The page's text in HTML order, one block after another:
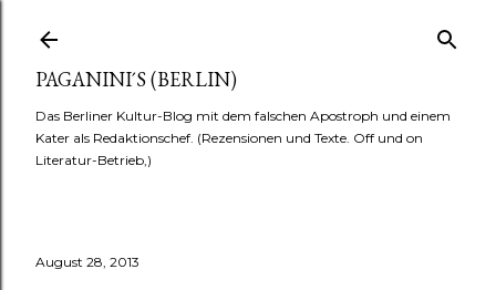
PAGANINI´S (BERLIN)
Das Berliner Kultur-Blog mit dem falschen Apostroph und einem
Kater als Redaktionschef. (Rezensionen und Texte. Off und on
Literatur-Betrieb,)
August 28, 2013